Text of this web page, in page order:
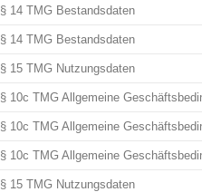
§ 14 TMG Bestandsdaten
§ 14 TMG Bestandsdaten
§ 15 TMG Nutzungsdaten
§ 10c TMG Allgemeine
§ 10c TMG Allgemeine
§ 10c TMG Allgemeine
§ 15 TMG Nutzungsdaten